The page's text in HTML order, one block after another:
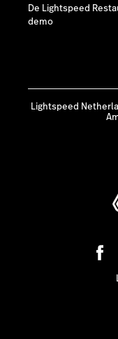
De Lightspeed
demo
Lightspeed